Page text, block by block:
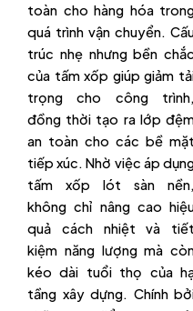
toàn cho hàng hóa
quá trình vận chuyển.
trúc nhẹ nhưng bền chắc
của tấm xốp giúp giảm
trọng cho công trình,
đồng thời tạo ra lớp
an toàn cho các bề mặt
tiếp xúc. Nhờ việc áp
tấm xốp lót sàn nền,
không chỉ nâng cao
quả cách nhiệt và tiết
kiệm năng lượng mà
kéo dài tuổi thọ của
tầng xây dựng. Chính